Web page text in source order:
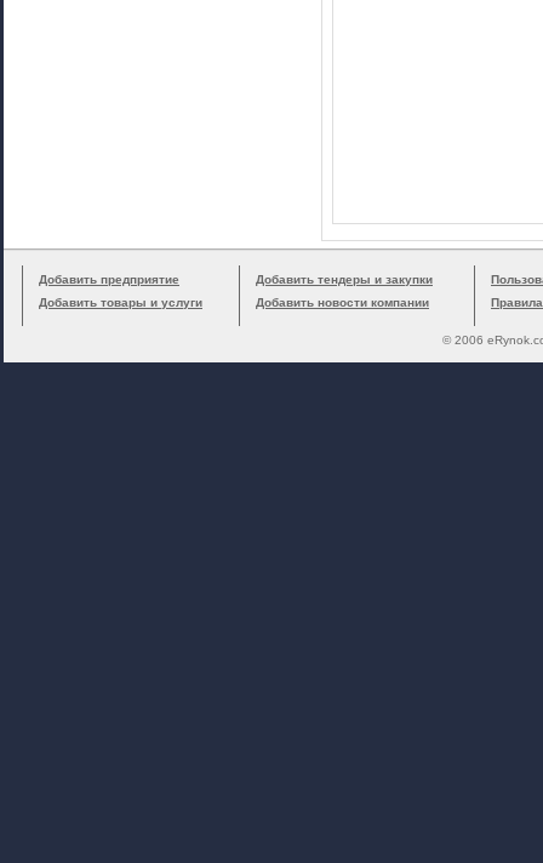
Добавить предприятие
Добавить товары и услуги
Добавить тендеры и закупки
Добавить новости компании
© 2006